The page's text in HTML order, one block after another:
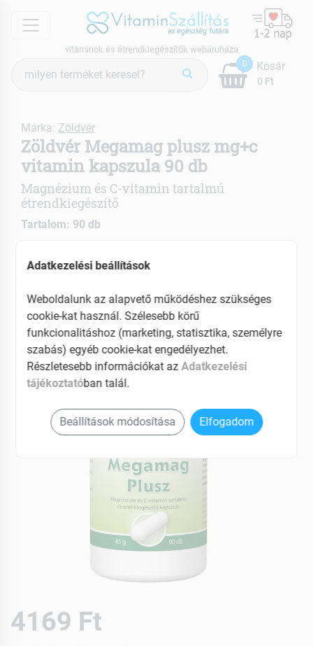
menu
vitaminok és étrendkiegészítők webáruháza
keresés
0
0 Ft
Kosár
Márka: Zöldvér
Zöldvér Megamag plusz mg+c
vitamin kapszula 90 db
Magnézium és C-vitamin tartalmú
étrendkiegészítő
Tartalom: 90 db
Csontok és fogazat erősítése
EAN: 5998219306493
4169 Ft
Adatkezelési beállítások
Weboldalunk az alapvető működéshez szükséges
cookie-kat használ. Szélesebb körű
funkcionalitáshoz (marketing, statisztika, személyre
szabás) egyéb cookie-kat engedélyezhet.
Részletesebb információkat az Adatkezelési
tájékoztatóban talál.
Beállítások módosítása Elfogadom